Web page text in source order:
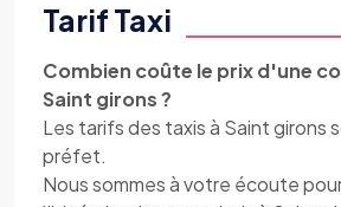
Tarif Taxi
Combien coûte le prix d'une
Saint girons ?
Les tarifs des taxis à Saint girons
préfet.
Nous sommes à votre écoute